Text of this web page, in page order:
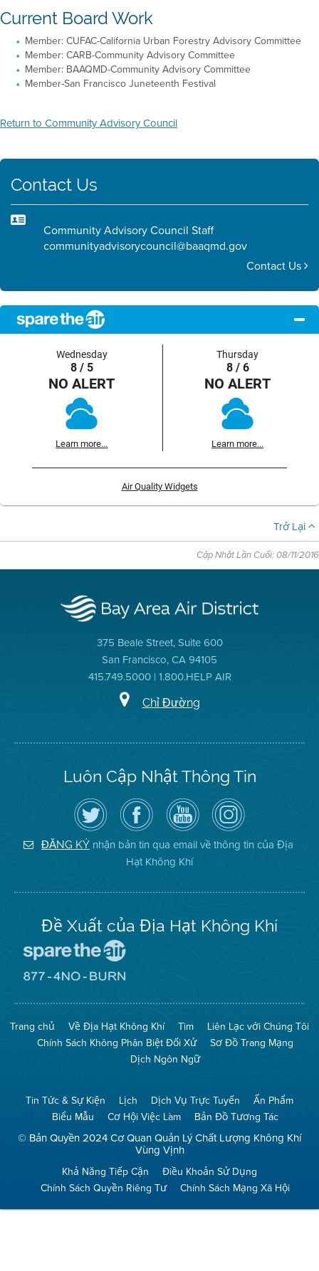
Current Board Work
Member: CUFAC-California Urban Forestry Advisory Committee
Member: CARB-Community Advisory Committee
Member: BAAQMD-Community Advisory Committee
Member-San Francisco Juneteenth Festival
Return to Community Advisory Council
Contact Us
Community Advisory Council Staff
communityadvisorycouncil@baaqmd.gov
Contact Us
Wednesday
8 / 5
NO ALERT
Learn more...
Thursday
8 / 6
NO ALERT
Learn more...
Air Quality Widgets
Trở Lại
Cập Nhật Lần Cuối: 08/11/2016
375 Beale Street, Suite 600
San Francisco, CA 94105
415.749.5000 | 1.800.HELP AIR
Chỉ Đường
Luôn Cập Nhật Thông Tin
Hãy
theo
dõi
Địa
Hạt
Không
Truy
cập
Trang
Facebook
của
Địa
Hạt
Kênh
YouTube
của
Địa
Hạt
Không
Khí
Air
District
on
Instagram
ĐĂNG KÝ nhận bản tin qua email về thông tin của Địa
Hạt Không Khí
Đề Xuất của Địa Hạt Không Khí
The
(Bảo
Toàn
Không
Khí)
Mạng
No
Burn
(Không
Đốt)
Trang chủ Về Địa Hạt Không Khí Tìm
Liên Lạc với Chúng Tôi
Chính Sách Không Phân Biệt Đối Xử
Sơ Đồ Trang Mạng
Dịch Ngôn Ngữ
Tin Tức & Sự Kiện Lịch Dịch Vụ Trực Tuyến
Ấn Phẩm
Biểu Mẫu
Cơ Hội Việc Làm Bản Đồ Tương Tác
© Bản Quyền 2024 Cơ Quan Quản Lý Chất Lượng Không Khí
Vùng Vịnh
Khả Năng Tiếp Cận
Điều Khoản Sử Dụng
Chính Sách Quyền Riêng Tư
Chính Sách Mạng Xã Hội